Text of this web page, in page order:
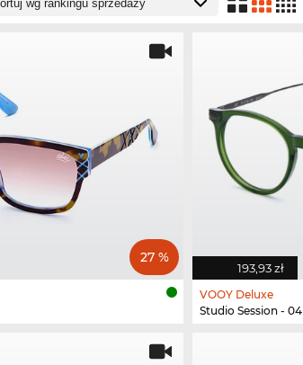
27 %
193,93 zł
VOOY Deluxe
Studio Session - 04